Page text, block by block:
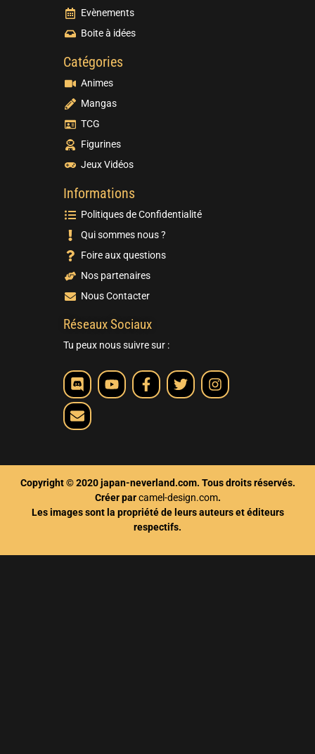
Evènements
Boite à idées
Catégories
Animes
Mangas
TCG
Figurines
Jeux Vidéos
Informations
Politiques de Confidentialité
Qui sommes nous ?
Foire aux questions
Nos partenaires
Nous Contacter
Réseaux Sociaux
Tu peux nous suivre sur :
Copyright © 2020 japan-neverland.com. Tous droits réservés.
Créer parcamel-design.com.
Les images sont la propriété de leurs auteurs et éditeurs
respectifs.